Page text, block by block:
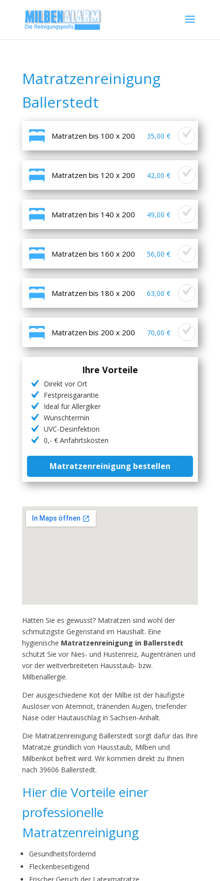
Matratzenreinigung
Ballerstedt
Matratzen bis 100 x 200 35,00 €
Matratzen bis 120 x 200 42,00 €
Matratzen bis 140 x 200 49,00 €
Matratzen bis 160 x 200 56,00 €
Matratzen bis 180 x 200 63,00 €
Matratzen bis 200 x 200 70,00 €
Ihre Vorteile
Direkt vor Ort
Festpreisgarantie
Ideal für Allergiker
Wunschtermin
UVC-Desinfektion
0,- € Anfahrtskosten
Matratzenreinigung bestellen
Hätten Sie es gewusst? Matratzen sind wohl der
schmutzigste Gegenstand im Haushalt. Eine
hygienische Matratzenreinigung in Ballerstedt
schützt Sie vor Nies- und Hustenreiz, Augentränen und
vor der weitverbreiteten Hausstaub- bzw.
Milbenallergie.
Der ausgeschiedene Kot der Milbe ist der häufigste
Auslöser von Atemnot, tränenden Augen, triefender
Nase oder Hautauschlag in Sachsen-Anhalt.
Die Matratzenreinigung Ballerstedt sorgt dafür das Ihre
Matratze gründlich von Hausstaub, Milben und
Milbenkot befreit wird. Wir kommen direkt zu Ihnen
nach 39606 Ballerstedt.
Hier die Vorteile einer
professionelle
Matratzenreinigung
Gesundheitsfördernd
Fleckenbeseitigend